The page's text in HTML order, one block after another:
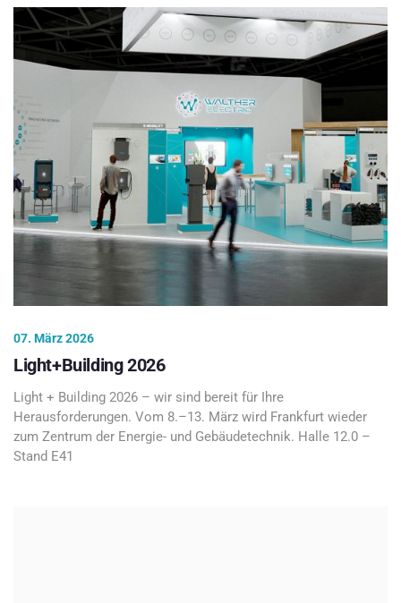
07. März 2026
Light+Building 2026
Light + Building 2026 – wir sind bereit für Ihre
Herausforderungen. Vom 8.–13. März wird Frankfurt wieder
zum Zentrum der Energie- und Gebäudetechnik. Halle 12.0 –
Stand E41